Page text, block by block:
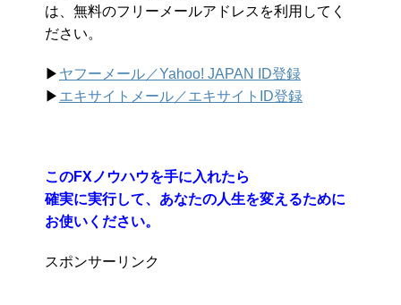
は、無料のフリーメールアドレスを利用してく
ださい。
▶︎ ヤフーメール／Yahoo! JAPAN ID登録
▶︎ エキサイトメール／エキサイトID登録
このFXノウハウを手に入れたら
確実に実行して、あなたの人生を変えるために
お使いください。
スポンサーリンク